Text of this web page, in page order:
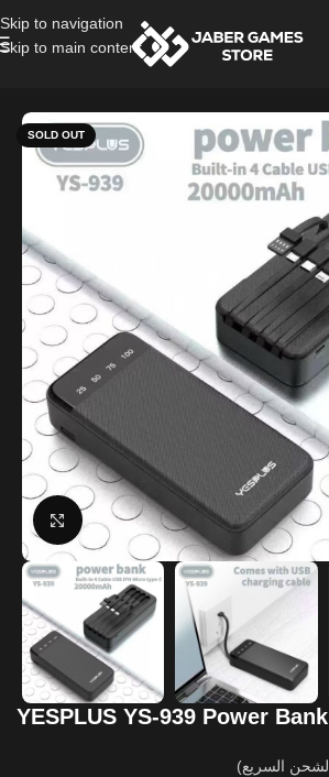
Skip to navigation
Skip to main content
SOLD OUT
Click to enlarge
YESPLUS YS-939 Power Bank